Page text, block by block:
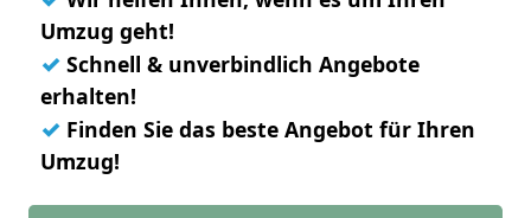
Umzug geht!
✓ Schnell & unverbindlich Angebote
erhalten!
✓ Finden Sie das beste Angebot für Ihren
Umzug!